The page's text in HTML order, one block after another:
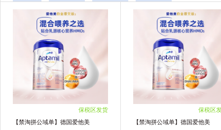
Aptamil德国爱他美 ARLA阿拉
Natur top 诺崔特
波兰牛栏Bebilon 澳大利亚爱薇牛 佳
BTN SUPER/优博
保税区发货
【禁淘拼公域单】德国爱他美
保税区
【禁淘拼公域单】德国爱他美